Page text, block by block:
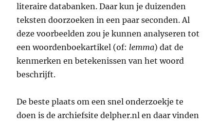
literaire databanken. Daar kun je duizenden
teksten doorzoeken in een paar seconden. Al
deze voorbeelden zou je kunnen analyseren tot
een woordenboekartikel (of: lemma) dat de
kenmerken en betekenissen van het woord
beschrijft.
De beste plaats om een snel onderzoekje te
doen is de archiefsite delpher.nl en daar vinden